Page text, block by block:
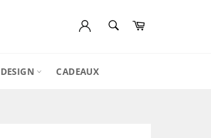
Panier
DESIGN CADEAUX